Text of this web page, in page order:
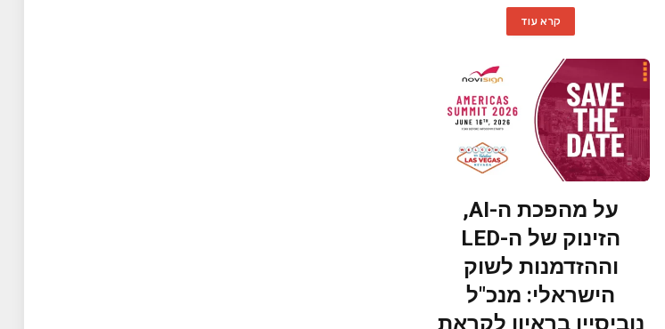
קרא עוד
על מהפכת ה-AI,
הזינוק של ה-LED
וההזדמנות לשוק
הישראלי: מנכ"ל
נוביסיין בראיון לקראת